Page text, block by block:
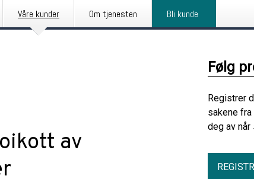
Våre kunder Om tjenesten Bli kunde
av
Følg
Registrer
sakene
deg av når